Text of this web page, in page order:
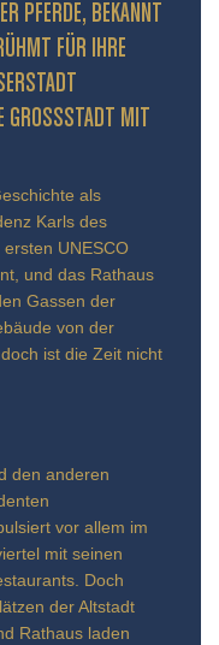
BEKANNT D
FÜR IHRE PR
PR
MIT HIS
als
Karls des
UNESCO
und das Rathaus
Gassen der
von der
ist die Zeit nicht
den anderen
vor allem im
mit seinen
Doch
der Altstadt
Rathaus laden